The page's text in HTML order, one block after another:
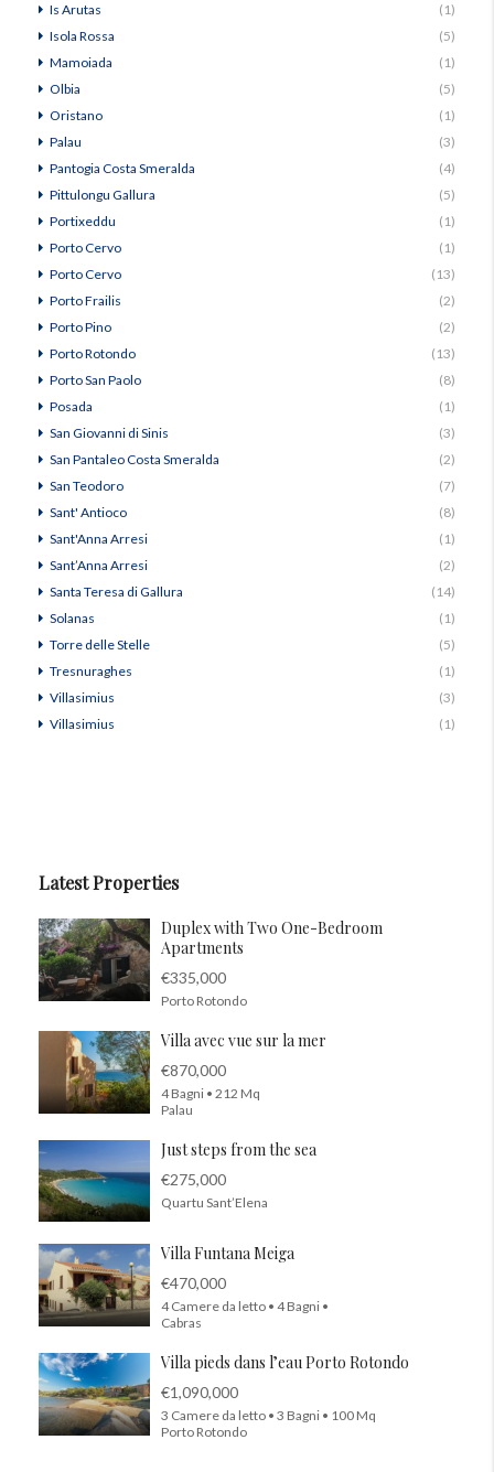
Is Arutas
(1)
Isola Rossa
(5)
Mamoiada
(1)
Olbia
(5)
Oristano
(1)
Palau
(3)
Pantogia Costa Smeralda
(4)
Pittulongu Gallura
(5)
Portixeddu
(1)
Porto Cervo
(1)
Porto Cervo
(13)
Porto Frailis
(2)
Porto Pino
(2)
Porto Rotondo
(13)
Porto San Paolo
(8)
Posada
(1)
San Giovanni di Sinis
(3)
San Pantaleo Costa Smeralda
(2)
San Teodoro
(7)
Sant' Antioco
(8)
Sant'Anna Arresi
(1)
Sant’Anna Arresi
(2)
Santa Teresa di Gallura
(14)
Solanas
(1)
Torre delle Stelle
(5)
Tresnuraghes
(1)
Villasimius
(3)
Villasimius
(1)
Latest Properties
Duplex with Two One-Bedroom
Apartments
€335,000
Porto Rotondo
Villa avec vue sur la mer
€870,000
4 Bagni • 212 Mq
Palau
Just steps from the sea
€275,000
Quartu Sant’Elena
Villa Funtana Meiga
€470,000
4 Camere da letto • 4 Bagni •
Cabras
Villa pieds dans l’eau Porto Rotondo
€1,090,000
3 Camere da letto • 3 Bagni • 100 Mq
Porto Rotondo